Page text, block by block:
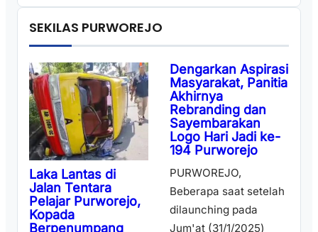
SEKILAS PURWOREJO
Laka Lantas di
Jalan Tentara
Pelajar Purworejo,
Kopada
Berpenumpang
Dengarkan Aspirasi
Masyarakat, Panitia
Akhirnya
Rebranding dan
Sayembarakan
Logo Hari Jadi ke-
194 Purworejo
PURWOREJO,
Beberapa saat setelah
dilaunching pada
Jum'at (31/1/2025)